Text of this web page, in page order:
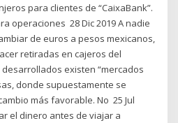
para clientes de “CaixaBank”.
operaciones 28 Dic 2019 A nadie
de euros a pesos mexicanos,
retiradas en cajeros del
existen “mercados
donde supuestamente se
más favorable. No 25 Jul
el dinero antes de viajar a